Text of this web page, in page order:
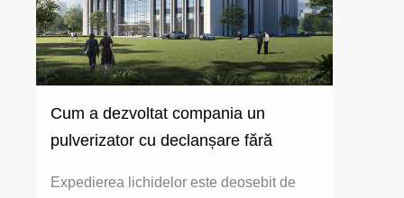
Cum a dezvoltat compania un
pulverizator cu declanșare fără
Expedierea lichidelor este deosebit de